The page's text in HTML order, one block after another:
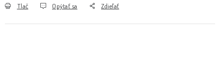
Tlač Opýtať sa Zdieľať